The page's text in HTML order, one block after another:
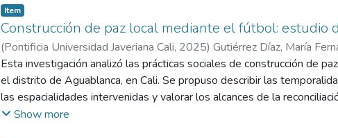
Item
Construcción de paz local mediante el fútbol: estudio
(Pontificia Universidad Javeriana Cali, 2025) Gutiérrez Díaz, María
Tovar, Carlos Andrés
Esta investigación analizó las prácticas sociales de construcción de
el distrito de Aguablanca, en Cali. Se propuso describir las
las espacialidades intervenidas y valorar los alcances de la
y jugadoras del equipo Argentinos Junior Nuevo Latir. (b) Método: Se
Show more